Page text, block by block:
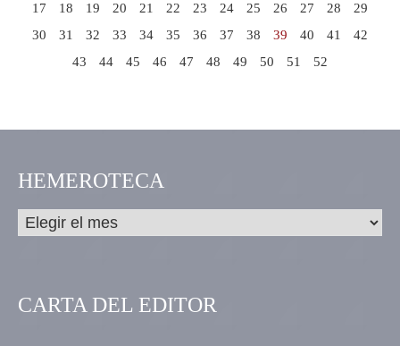
17
18 19 20 21 22 23 24 25 26 27 28
29
30
31 32 33 34 35 36 37 38 39 40 41
42
43
44 45 46 47 48 49 50 51 52
HEMEROTECA
CARTA DEL EDITOR